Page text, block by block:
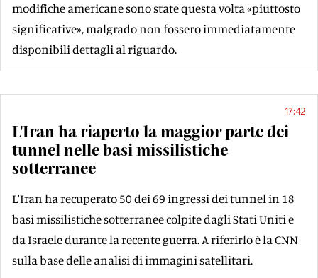
modifiche americane sono state questa volta «piuttosto
significative», malgrado non fossero immediatamente
disponibili dettagli al riguardo.
17:42
L'Iran ha riaperto la maggior parte dei
tunnel nelle basi missilistiche
sotterranee
L'Iran ha recuperato 50 dei 69 ingressi dei tunnel in 18
basi missilistiche sotterranee colpite dagli Stati Uniti e
da Israele durante la recente guerra. A riferirlo è la CNN
sulla base delle analisi di immagini satellitari.